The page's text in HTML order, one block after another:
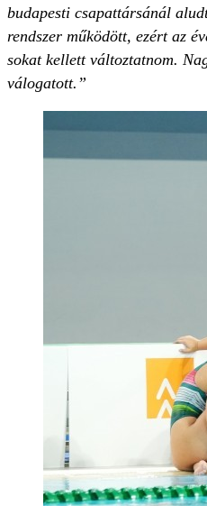
budapesti csapattársánál
rendszer működött, ezért az
sokat kellett változtatnom.
válogatott.”